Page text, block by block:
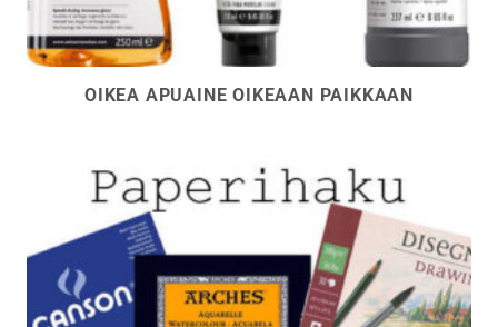
OIKEA APUAINE OIKEAAN PAIKKAAN